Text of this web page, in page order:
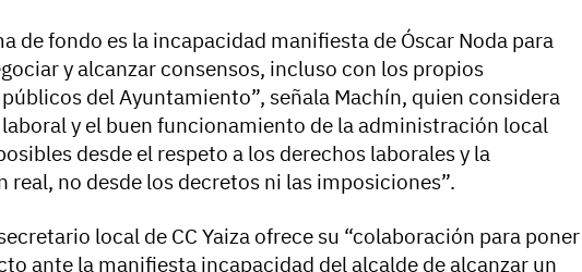
de fondo es la incapacidad manifiesta de Óscar Noda para
y alcanzar consensos, incluso con los propios
del Ayuntamiento”, señala Machín, quien considera
laboral y el buen funcionamiento de la administración local
desde el respeto a los derechos laborales y la
real, no desde los decretos ni las imposiciones”.
local de CC Yaiza ofrece su “colaboración para poner
ante la manifiesta incapacidad del alcalde de alcanzar un